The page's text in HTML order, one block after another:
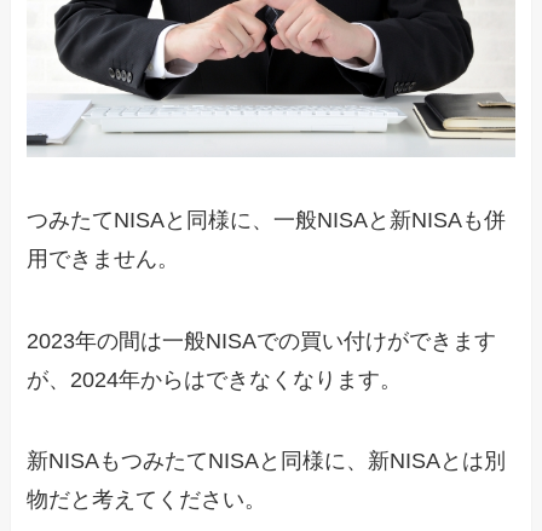
つみたてNISAと同様に、一般NISAと新NISAも併
用できません。
2023年の間は一般NISAでの買い付けができます
が、2024年からはできなくなります。
新NISAもつみたてNISAと同様に、新NISAとは別
物だと考えてください。